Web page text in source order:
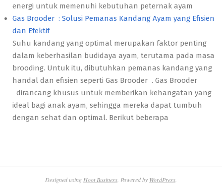
energi untuk memenuhi kebutuhan peternak ayam
Gas Brooder : Solusi Pemanas Kandang Ayam yang Efisien
dan Efektif
Suhu kandang yang optimal merupakan faktor penting
dalam keberhasilan budidaya ayam, terutama pada masa
brooding. Untuk itu, dibutuhkan pemanas kandang yang
handal dan efisien seperti Gas Brooder . Gas Brooder
dirancang khusus untuk memberikan kehangatan yang
ideal bagi anak ayam, sehingga mereka dapat tumbuh
dengan sehat dan optimal. Berikut beberapa
Designed using Hoot Business . Powered by WordPress